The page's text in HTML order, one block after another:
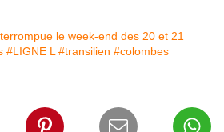
le week-end des 20 et 21
#LIGNE L #transilien #colombes